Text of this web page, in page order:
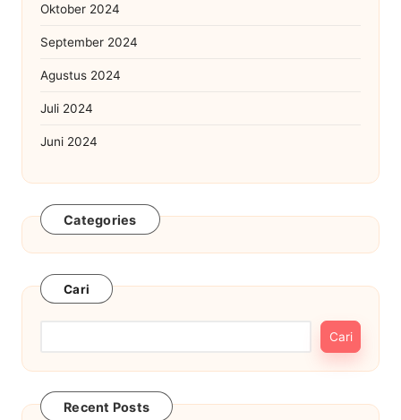
Oktober 2024
September 2024
Agustus 2024
Juli 2024
Juni 2024
Categories
Cari
Cari
Recent Posts